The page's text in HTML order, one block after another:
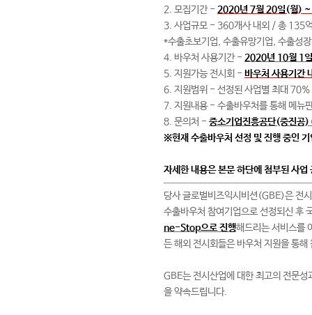
2. 모집기간 - 2020년 7월 20일(월)
3. 사업규모 - 360개사 내외 / 총 135
*수출초보기업, 수출유망기업, 수출성
4. 바우처 사용기간 - 2020년 10월 1
5. 지원가능 전시회 - 바우처 사용기간
6. 지원범위 - 선정된 사업별 최대 70%
7. 지원내용 - 수출바우처를 통해 메뉴
8. 문의처 - 중소기업진흥공단(중진
※현재 수출바우처 선정 및 진행 중인
자세한 내용은 본문 하단에 첨부된 사
당사 글로벌비즈익시비션(GBE)은 전
수출바우처 참여기업으로 선정되신 후
ne-Stop으로 진행해드리는 서비스를
든 해외 전시회들은 바우처 지원을 통해
GBE는 전시산업에 대한 최고의 전문성
을 약속드립니다.